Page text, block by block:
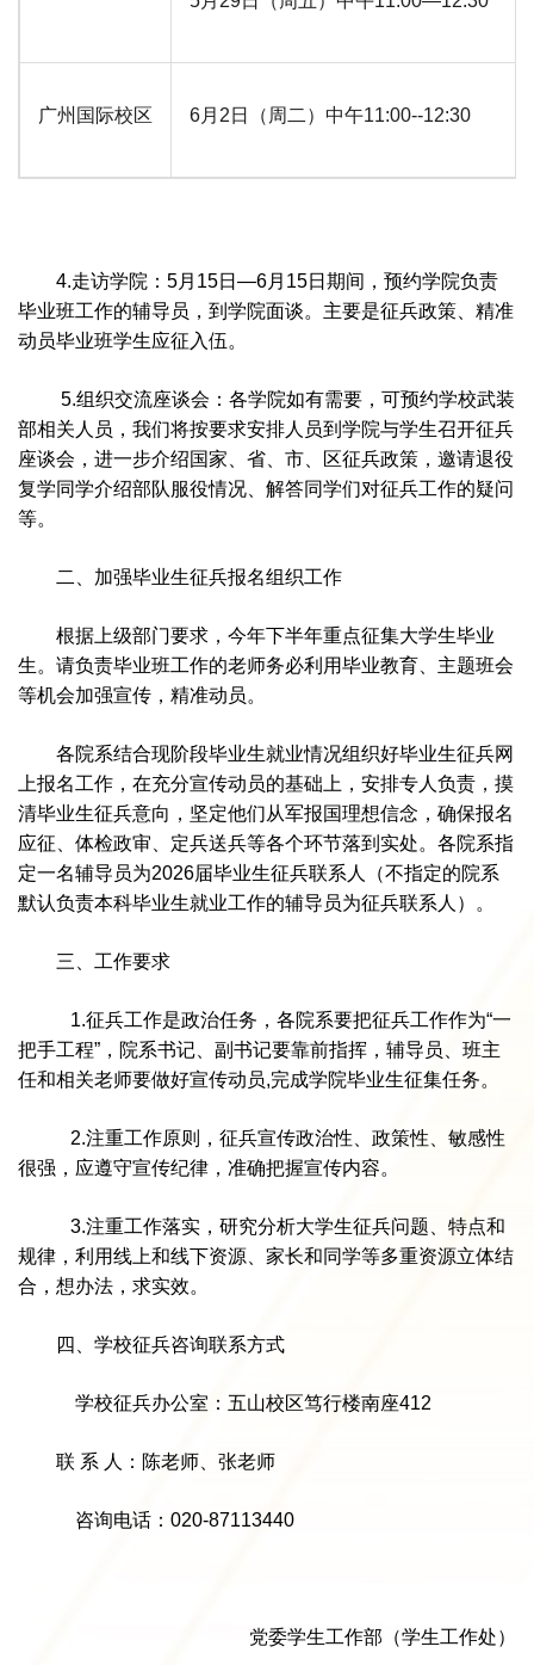
广州国际校区 6月2日（周二）中午11:00--12:30
4.走访学院：5月15日—6月15日期间，预约学院负责
毕业班工作的辅导员，到学院面谈。主要是征兵政策、精准
动员毕业班学生应征入伍。
5.组织交流座谈会：各学院如有需要，可预约学校武装
部相关人员，我们将按要求安排人员到学院与学生召开征兵
座谈会，进一步介绍国家、省、市、区征兵政策，邀请退役
复学同学介绍部队服役情况、解答同学们对征兵工作的疑问
等。
二、加强毕业生征兵报名组织工作
根据上级部门要求，今年下半年重点征集大学生毕业
生。请负责毕业班工作的老师务必利用毕业教育、主题班会
等机会加强宣传，精准动员。
各院系结合现阶段毕业生就业情况组织好毕业生征兵网
上报名工作，在充分宣传动员的基础上，安排专人负责，摸
清毕业生征兵意向，坚定他们从军报国理想信念，确保报名
应征、体检政审、定兵送兵等各个环节落到实处。各院系指
定一名辅导员为2026届毕业生征兵联系人（不指定的院系
默认负责本科毕业生就业工作的辅导员为征兵联系人）。
三、工作要求
1.征兵工作是政治任务，各院系要把征兵工作作为“一
把手工程”，院系书记、副书记要靠前指挥，辅导员、班主
任和相关老师要做好宣传动员,完成学院毕业生征集任务。
2.注重工作原则，征兵宣传政治性、政策性、敏感性
很强，应遵守宣传纪律，准确把握宣传内容。
3.注重工作落实，研究分析大学生征兵问题、特点和
规律，利用线上和线下资源、家长和同学等多重资源立体结
合，想办法，求实效。
四、学校征兵咨询联系方式
学校征兵办公室：五山校区笃行楼南座412
联 系 人：陈老师、张老师
咨询电话：020-87113440
党委学生工作部（学生工作处）